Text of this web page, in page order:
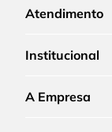
Atendimento
Institucional
A Empresa